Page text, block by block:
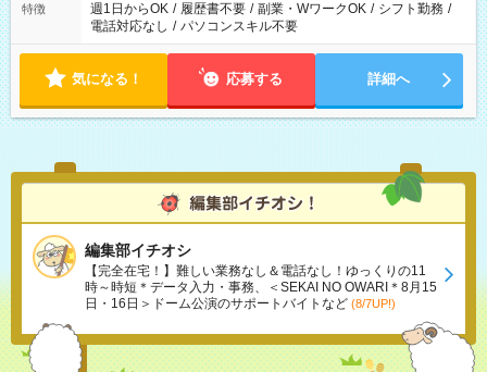
特徴 週1日からOK / 履歴書不要 / 副業・WワークOK / シフト勤務 /
電話対応なし / パソコンスキル不要
気になる！ 応募する 詳細へ
編集部イチオシ
【完全在宅！】難しい業務なし＆電話なし！ゆっくりの11
時～時短＊データ入力・事務、＜SEKAI NO OWARI＊8月15
日・16日＞ドーム公演のサポートバイトなど (8/7UP!)